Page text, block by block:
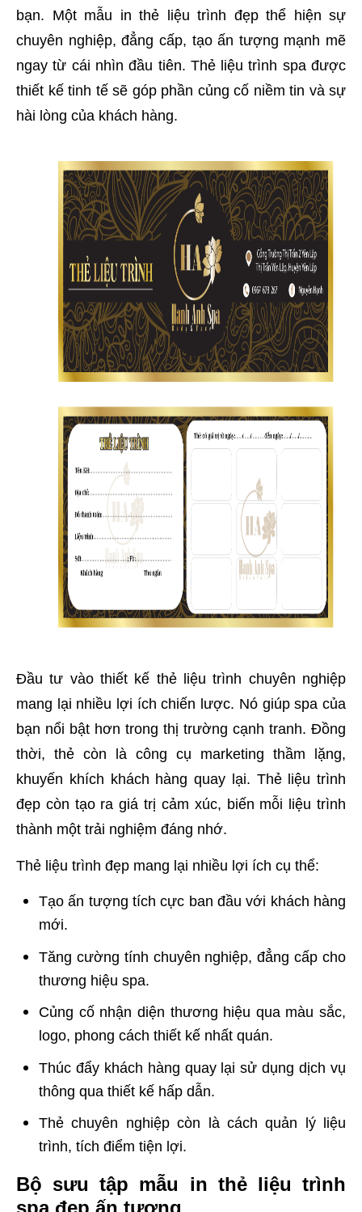
bạn. Một mẫu in thẻ liệu trình đẹp thể hiện sự
chuyên nghiệp, đẳng cấp, tạo ấn tượng mạnh mẽ
ngay từ cái nhìn đầu tiên. Thẻ liệu trình spa được
thiết kế tinh tế sẽ góp phần củng cố niềm tin và sự
hài lòng của khách hàng.
Đầu tư vào thiết kế thẻ liệu trình chuyên nghiệp
mang lại nhiều lợi ích chiến lược. Nó giúp spa của
bạn nổi bật hơn trong thị trường cạnh tranh. Đồng
thời, thẻ còn là công cụ marketing thầm lặng,
khuyến khích khách hàng quay lại. Thẻ liệu trình
đẹp còn tạo ra giá trị cảm xúc, biến mỗi liệu trình
thành một trải nghiệm đáng nhớ.
Thẻ liệu trình đẹp mang lại nhiều lợi ích cụ thể:
Tạo ấn tượng tích cực ban đầu với khách hàng
mới.
Tăng cường tính chuyên nghiệp, đẳng cấp cho
thương hiệu spa.
Củng cố nhận diện thương hiệu qua màu sắc,
logo, phong cách thiết kế nhất quán.
Thúc đẩy khách hàng quay lại sử dụng dịch vụ
thông qua thiết kế hấp dẫn.
Thẻ chuyên nghiệp còn là cách quản lý liệu
trình, tích điểm tiện lợi.
Bộ sưu tập mẫu in thẻ liệu trình
spa đẹp ấn tượng